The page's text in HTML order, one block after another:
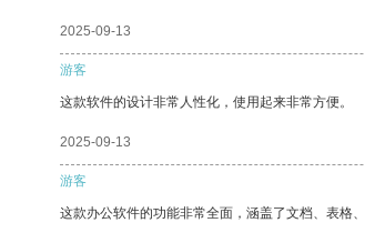
2025-09-13
游客
这款软件的设计非常人性化，使用起来非常方便。
2025-09-13
游客
这款办公软件的功能非常全面，涵盖了文档、表格